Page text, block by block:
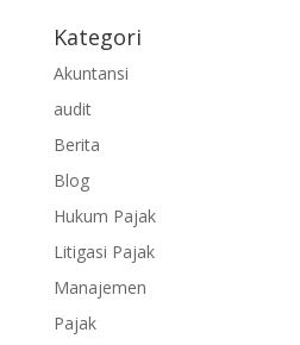
Kategori
Akuntansi
audit
Berita
Blog
Hukum Pajak
Litigasi Pajak
Manajemen
Pajak